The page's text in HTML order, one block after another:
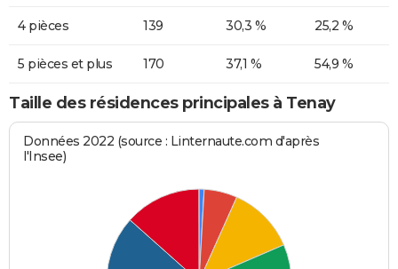
4 pièces 139 30,3 % 25,2 %
5 pièces et plus 170 37,1 % 54,9 %
Taille des résidences principales à Tenay
Données 2022 (source : Linternaute.com d'après
l'Insee)